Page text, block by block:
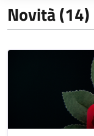
Novità (14)